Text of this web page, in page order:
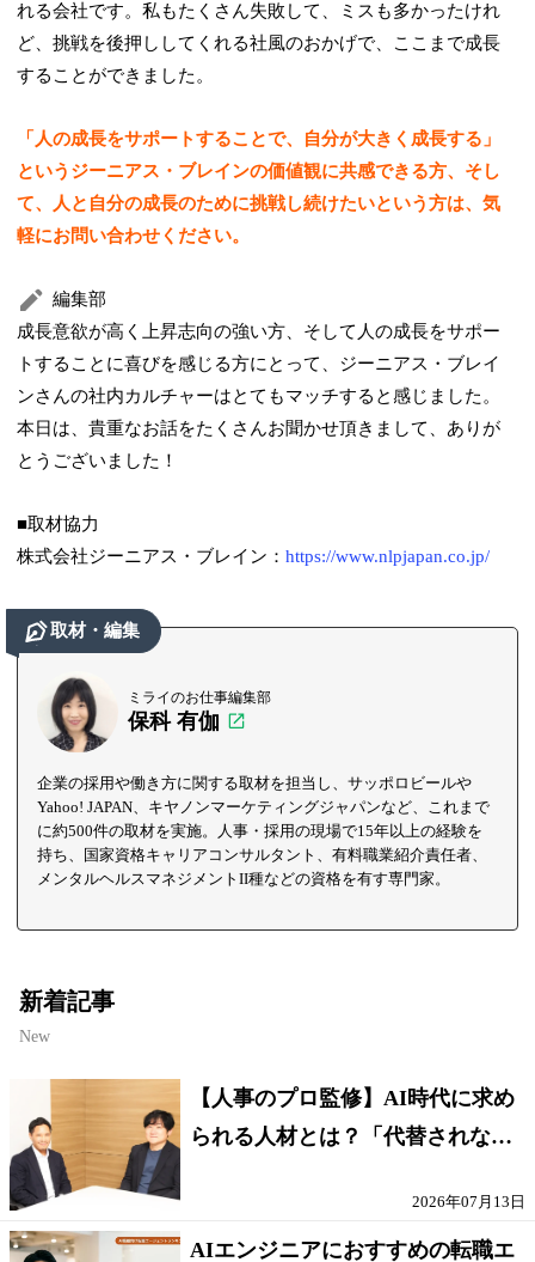
れる会社です。私もたくさん失敗して、ミスも多かったけれ
ど、挑戦を後押ししてくれる社風のおかげで、ここまで成長
することができました。
「人の成長をサポートすることで、自分が大きく成長する」
というジーニアス・ブレインの価値観に共感できる方、そし
て、人と自分の成長のために挑戦し続けたいという方は、気
軽にお問い合わせください。
編集部
成長意欲が高く上昇志向の強い方、そして人の成長をサポー
トすることに喜びを感じる方にとって、ジーニアス・ブレイ
ンさんの社内カルチャーはとてもマッチすると感じました。
本日は、貴重なお話をたくさんお聞かせ頂きまして、ありが
とうございました！
■取材協力
株式会社ジーニアス・ブレイン：https://www.nlpjapan.co.jp/
取材・編集
ミライのお仕事編集部
保科 有伽
企業の採用や働き方に関する取材を担当し、サッポロビールや
Yahoo! JAPAN、キヤノンマーケティングジャパンなど、これまで
に約500件の取材を実施。人事・採用の現場で15年以上の経験を
持ち、国家資格キャリアコンサルタント、有料職業紹介責任者、
メンタルヘルスマネジメントII種などの資格を有す専門家。
新着記事
New
【人事のプロ監修】AI時代に求め
られる人材とは？「代替されない
2026年07月13日
AIエンジニアにおすすめの転職エ